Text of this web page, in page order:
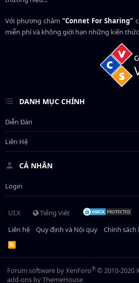
Với phương châm"Connet For Sharing"
miễn phí và không giới hạn những kiến
DANH MỤC CHÍNH
Diễn Đàn
Liên Hệ
CÁ NHÂN
Login
UI.X
Tiếng Việt
Liên hệ
Quy định và Nội quy Chính
R
S
Forum software by XenForo® © 2010-2020
add-ons by ThemeHouse